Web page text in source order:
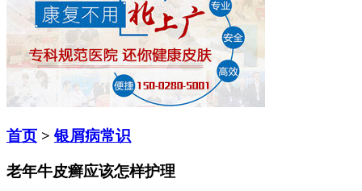
首页 >银屑病常识
老年牛皮癣应该怎样护理